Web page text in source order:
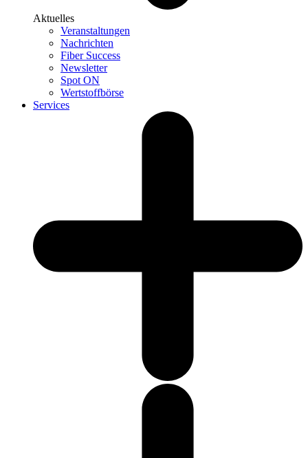
Aktuelles
Veranstaltungen
Nachrichten
Fiber Success
Newsletter
Spot ON
Wertstoffbörse
Services